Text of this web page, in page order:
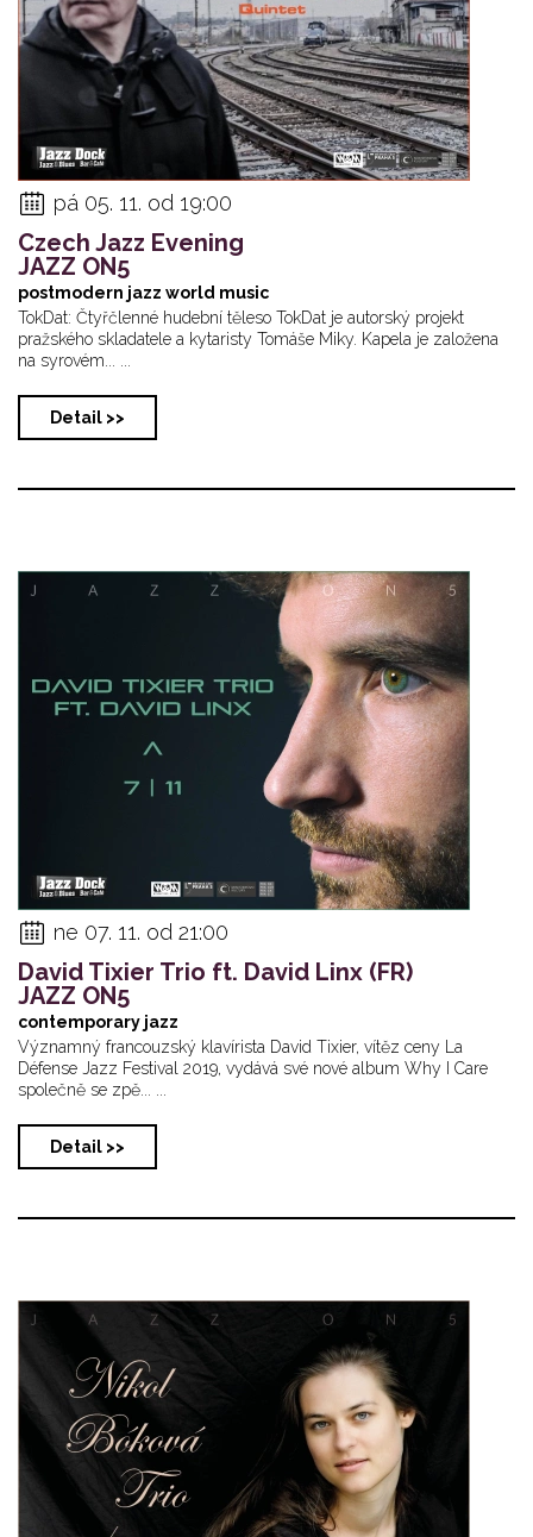
pá 05. 11. od 19:00
Czech Jazz Evening
JAZZ ON5
postmodern jazz world music
TokDat: Čtyřčlenné hudební těleso TokDat je autorský projekt
pražského skladatele a kytaristy Tomáše Miky. Kapela je založena
na syrovém... ...
Detail >>
ne 07. 11. od 21:00
David Tixier Trio ft. David Linx (FR)
JAZZ ON5
contemporary jazz
Významný francouzský klavírista David Tixier, vítěz ceny La
Défense Jazz Festival 2019, vydává své nové album Why I Care
společně se zpě... ...
Detail >>